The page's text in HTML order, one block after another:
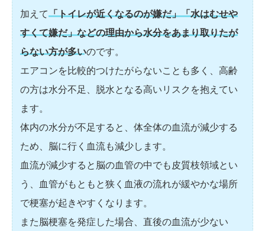
加えて「トイレが近くなるのが嫌だ」「水はむせや
すくて嫌だ」などの理由から水分をあまり取りたが
らない方が多いのです。
エアコンを比較的つけたがらないことも多く、高齢
の方は水分不足、脱水となる高いリスクを抱えてい
ます。
体内の水分が不足すると、体全体の血流が減少する
ため、脳に行く血流も減少します。
血流が減少すると脳の血管の中でも皮質枝領域とい
う、血管がもともと狭く血液の流れが緩やかな場所
で梗塞が起きやすくなります。
また脳梗塞を発症した場合、直後の血流が少ない